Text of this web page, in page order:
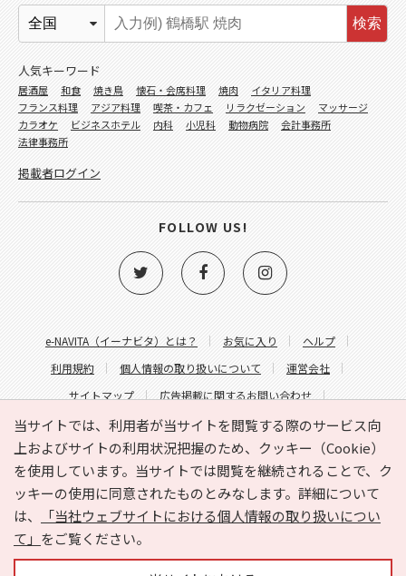
当サイトでは、利用者が当サイトを閲覧する際のサービス向
上およびサイトの利用状況把握のため、クッキー（Cookie）
を使用しています。当サイトでは閲覧を継続されることで、ク
ッキーの使用に同意されたものとみなします。詳細について
は、
「当社ウェブサイトにおける個人情報の取り扱いについ
て」 をご覧ください。
e-NAVITA（イーナビタ）とは？ お気に入り
ヘルプ
利用規約
個人情報の取り扱いについて
運営会社
サイトマップ
広告掲載に関するお問い合わせ
サイトの内容に関するお問い合わせ
検索
人気キーワード
居酒屋 和食 焼き鳥 懐石・会席料理 焼肉
イタリア料理
フランス料理
アジア料理 喫茶・カフェ リラクゼーション
マッサージ
カラオケ
ビジネスホテル 内科 小児科 動物病院
会計事務所
法律事務所
掲載者ログイン
FOLLOW US!
Copyright © HYOJITO.Co.,Ltd. All Rights Reserved.